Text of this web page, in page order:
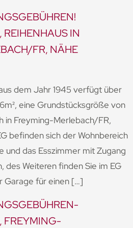
IN
FR, NÄHE
dem Jahr 1945 verfügt über
eine Grundstücksgröße von
in Freyming-Merlebach/FR,
befinden sich der Wohnbereich
und das Esszimmer mit Zugang
des Weiteren finden Sie im EG
Garage für einen […]
FREYMING-